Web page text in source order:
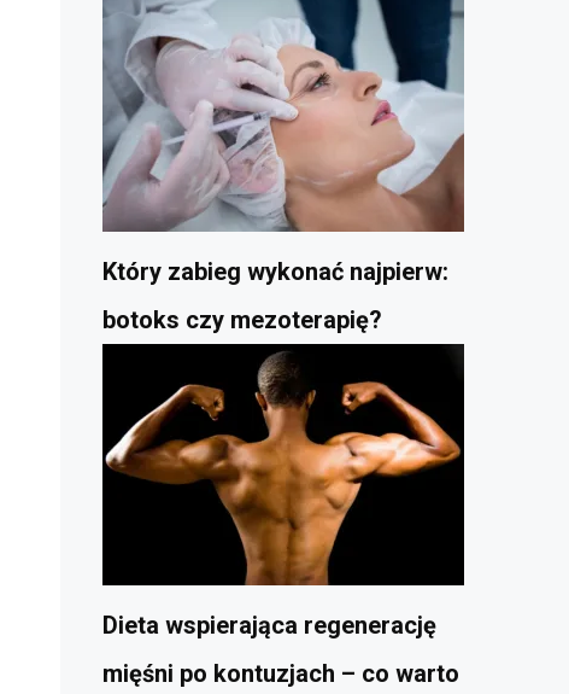
Który zabieg wykonać najpierw:
botoks czy mezoterapię?
Dieta wspierająca regenerację
mięśni po kontuzjach – co warto